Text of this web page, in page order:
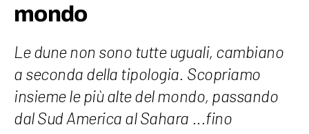
mondo
Le dune non sono tutte uguali, cambiano
a seconda della tipologia. Scopriamo
insieme le più alte del mondo, passando
dal Sud America al Sahara ...fino